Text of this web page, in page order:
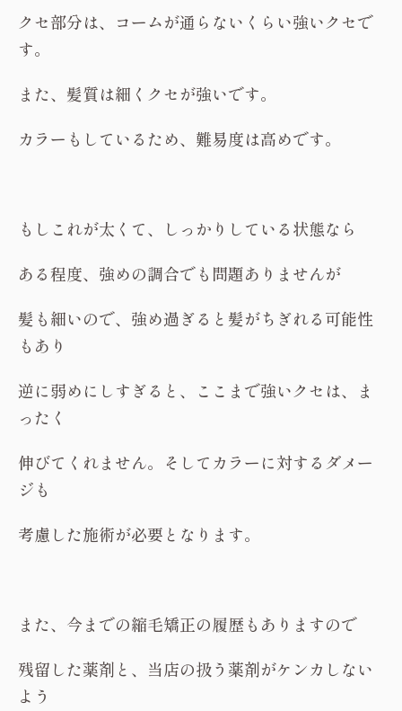
クセ部分は、コームが通らないくらい強いクセで
す。
また、髪質は細くクセが強いです。
カラーもしているため、難易度は高めです。
もしこれが太くて、しっかりしている状態なら
ある程度、強めの調合でも問題ありませんが
髪も細いので、強め過ぎると髪がちぎれる可能性
もあり
逆に弱めにしすぎると、ここまで強いクセは、ま
ったく
伸びてくれません。そしてカラーに対するダメー
ジも
考慮した施術が必要となります。
また、今までの縮毛矯正の履歴もありますので
残留した薬剤と、当店の扱う薬剤がケンカしない
よう